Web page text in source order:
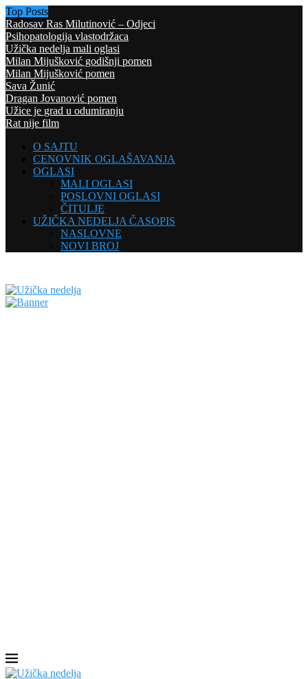
Top Posts
Radosav Ras Milutinović – Odjeci
Psihopatologija vlastodržaca
Užička nedelja mali oglasi
Milan Mijušković godišnji pomen
Milan Mijušković pomen
Sava Žunić
Dragan Jovanović pomen
Užice je grad u odumiranju
Rat nije film
O SAJTU
CENOVNIK OGLAŠAVANJA
OGLASI
MALI OGLASI
POSLOVNI OGLASI
ČITULJE
UŽIČKA NEDELJA ČASOPIS
NASLOVNE
NOVI BROJ